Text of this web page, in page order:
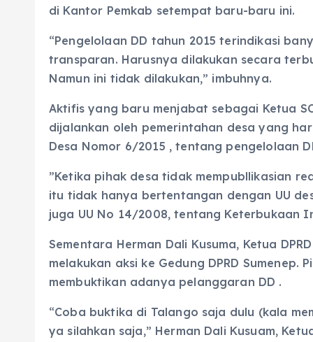
di Kantor Pemkab setempat baru-baru ini.
“Pengelolaan DD tahun 2015 terindikasi
transparan. Harusnya dilakukan secara
Namun ini tidak dilakukan,” imbuhnya.
Aktifis yang baru menjabat sebagai Ketua
dijalankan oleh pemerintahan desa yang
Desa Nomor 6/2015 , tentang pengelolaan
”Ketika pihak desa tidak mempubllikasian
itu tidak hanya bertentangan dengan UU
juga UU No 14/2008, tentang Keterbukaan
Sementara Herman Dali Kusuma, Ketua
melakukan aksi ke Gedung DPRD Sumenep.
membuktikan adanya pelanggaran DD .
“Coba buktika di Talango saja dulu (kala
ya silahkan saja,” Herman Dali Kusuam,